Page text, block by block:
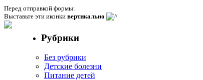
Перед отправкой формы:
Выставьте эти иконки вертикально
Рубрики
Без рубрики
Детские болезни
Питание детей